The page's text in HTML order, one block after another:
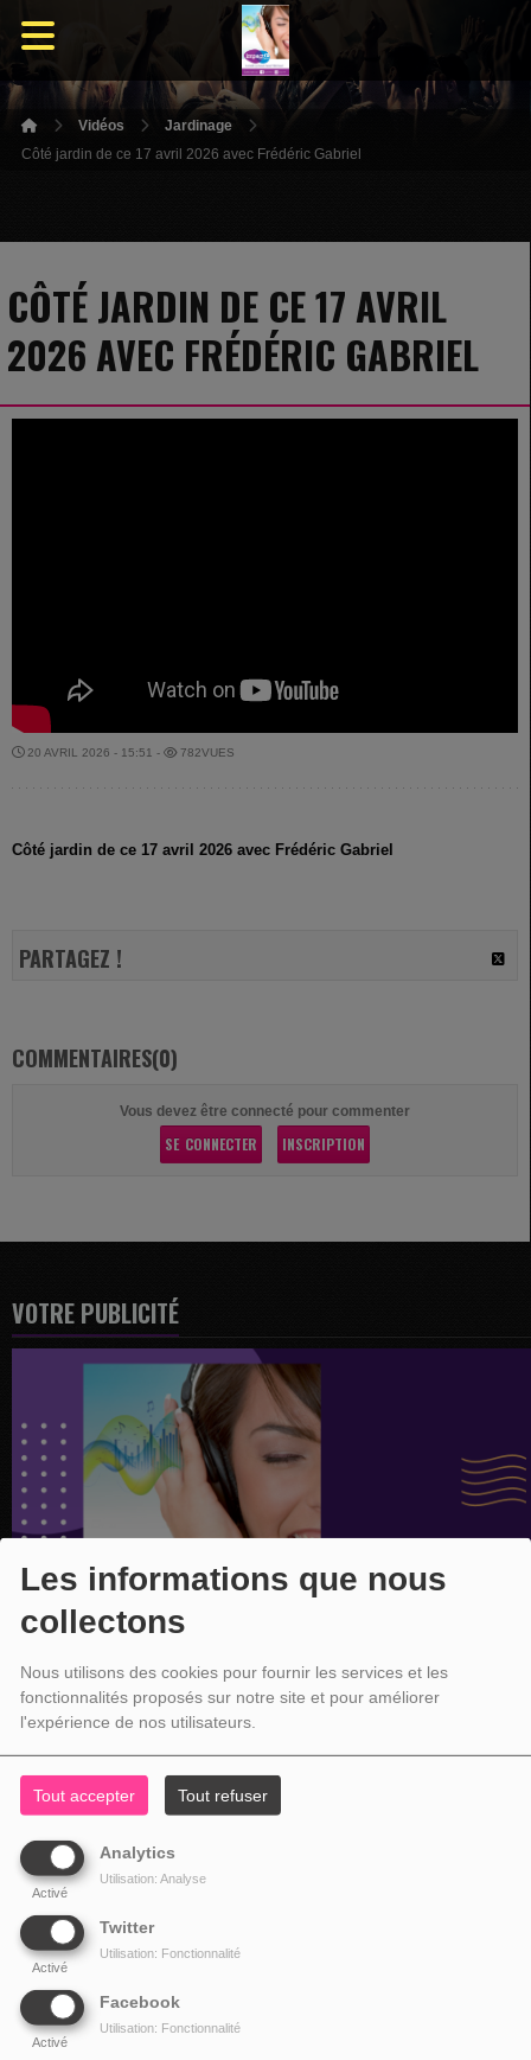
Les informations que nous
collectons
Nous utilisons des cookies pour fournir les services et les
fonctionnalités proposés sur notre site et pour améliorer
l'expérience de nos utilisateurs.
Tout accepter Tout refuser
Analytics
Activé
Utilisation: Analyse
Twitter
Activé
Utilisation: Fonctionnalité
Facebook
Activé
Utilisation: Fonctionnalité
Vidéos
Jardinage
Côté jardin de ce 17 avril 2026 avec Frédéric Gabriel
CÔTÉ JARDIN DE CE 17 AVRIL
2026 AVEC FRÉDÉRIC GABRIEL
20 AVRIL 2026 - 15:51 - 782VUES
Côté jardin de ce 17 avril 2026 avec Frédéric Gabriel
PARTAGEZ !
COMMENTAIRES(0)
Vous devez être connecté pour commenter
SE CONNECTER INSCRIPTION
VOTRE PUBLICITÉ